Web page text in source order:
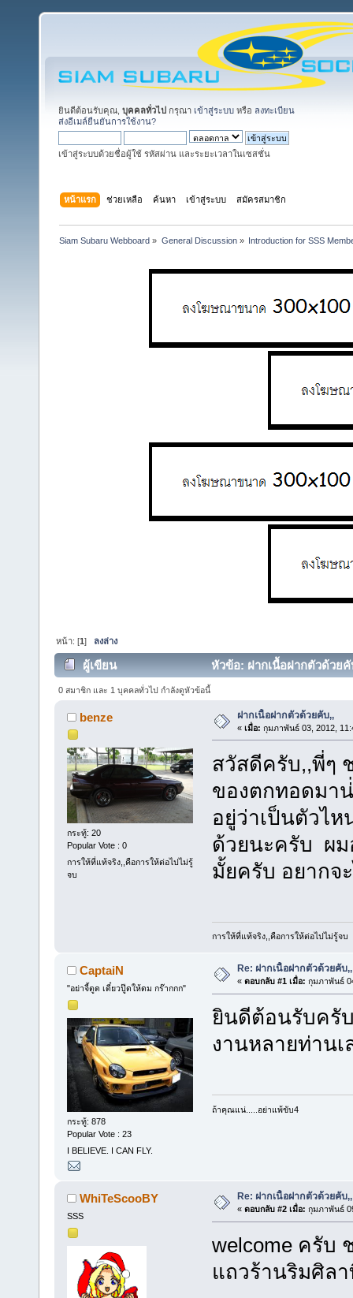
ยินดีต้อนรับคุณ, บุคคลทั่วไป กรุณา เข้าสู่ระบบ หรือ ลงทะเบียน
ส่งอีเมล์ยืนยันการใช้งาน?
เข้าสู่ระบบด้วยชื่อผู้ใช้ รหัสผ่าน และระยะเวลาในเซสชั่น
หน้าแรก ช่วยเหลือ ค้นหา เข้าสู่ระบบ สมัครสมาชิก
Siam Subaru Webboard » General Discussion» Introduction for SSS
หน้า: [1] ลงล่าง
ผู้เขียน หัวข้อ: ฝากเนื้อฝากตัวด้วย
0 สมาชิก และ 1 บุคคลทั่วไป กำลังดูหัวข้อนี้
benze
กระทู้: 20
Popular Vote : 0
การให้ที่แท้จริง,,คือการให้ต่อไปไม่รู้
จบ
ฝากเนื้อฝากตัวด้วยคับ,,
« เมื่อ: กุมภาพันธ์ 03, 2012,
สวัสดีครับ,,พี่ๆ
ของตกทอดมา
อยู่ว่าเป็นตัวไห
ด้วยนะครับ ผม
มั้ยครับ อยากจ
การให้ที่แท้จริง,,คือการให้ต่อไปไม่รู้จบ
CaptaiN
"อย่าจี้ตูด เดี๋ยวปู๊ดให้ดม กร๊ากกก"
กระทู้: 878
Popular Vote : 23
I BELIEVE. I CAN FLY.
Re: ฝากเนื้อฝากตัวด้วยคับ,,
« ตอบกลับ #1 เมื่อ: กุมภาพันธ์
ยินดีต้อนรับครั
งานหลายท่าน
ถ้าคุณแน่.....อย่าแพ้ขับ4
WhiTeScooBY
SSS
Re: ฝากเนื้อฝากตัวด้วยคับ,,
« ตอบกลับ #2 เมื่อ: กุมภาพันธ์
welcome ครับ
แถวร้านริมศิล